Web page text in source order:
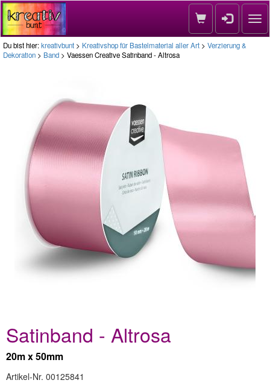
Du bist hier:kreativbunt > Kreativshop für Bastelmaterial aller Art > Verzierung &
Dekoration > Band > Vaessen Creative Satinband - Altrosa
Satinband - Altrosa
20m x 50mm
Artikel-Nr. 00125841